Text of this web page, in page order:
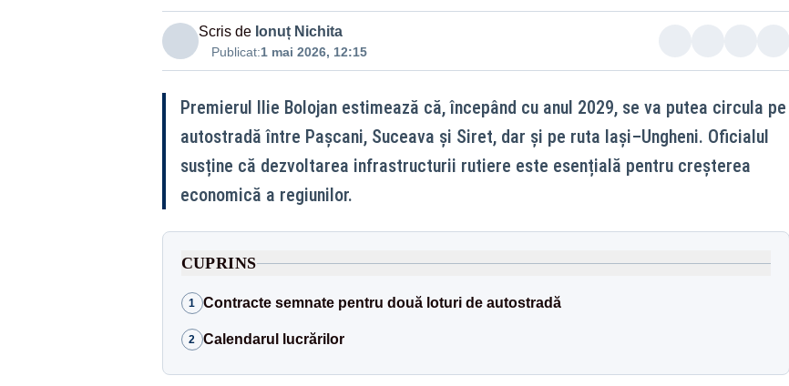
Scris de Ionuț Nichita
Publicat:1 mai 2026, 12:15
Premierul Ilie Bolojan estimează că, începând cu anul 2029, se va putea circula pe
autostradă între Pașcani, Suceava și Siret, dar și pe ruta Iași–Ungheni. Oficialul
susține că dezvoltarea infrastructurii rutiere este esențială pentru creșterea
economică a regiunilor.
CUPRINS
1 Contracte semnate pentru două loturi de autostradă
2 Calendarul lucrărilor